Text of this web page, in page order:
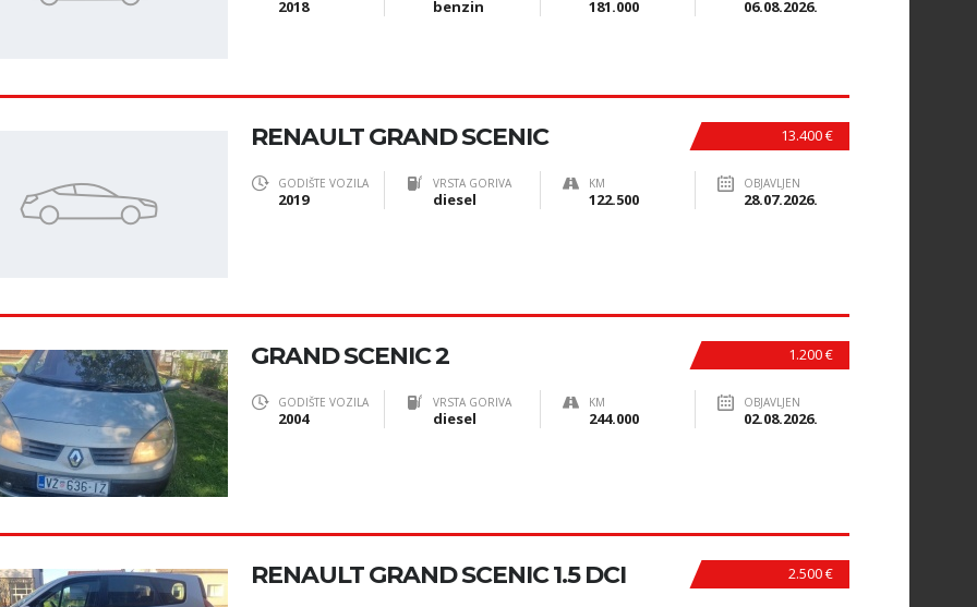
2018 benzin 181.000 06.08.2026.
13.400 €
RENAULT GRAND SCENIC
GODIŠTE VOZILA
2019
VRSTA GORIVA
diesel
KM
122.500
OBJAVLJEN
28.07.2026.
1.200 €
GRAND SCENIC 2
GODIŠTE VOZILA
2004
VRSTA GORIVA
diesel
KM
244.000
OBJAVLJEN
02.08.2026.
2.500 €
RENAULT GRAND SCENIC 1.5 DCI